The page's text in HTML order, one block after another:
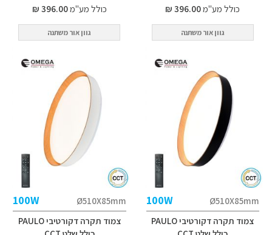
כולל מע"מ396.00 ₪
גוון אור משתנה
כולל מע"מ396.00 ₪
גוון אור משתנה
Ø510X85mm
100W
צמוד תקרה דקורטיבי PAULO
Ø510X85mm
100W
צמוד תקרה דקורטיבי PAULO